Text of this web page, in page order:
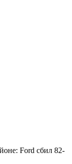
Ford сбил 82-